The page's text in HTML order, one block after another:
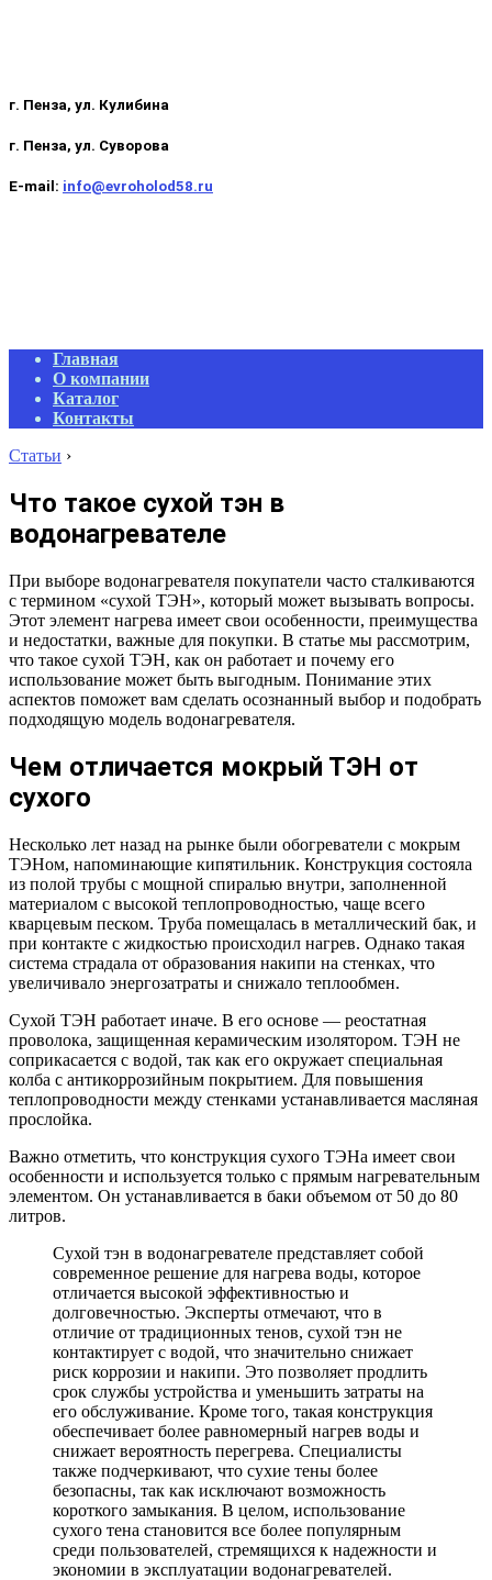
г. Пенза, ул. Кулибина
г. Пенза, ул. Суворова
E-mail: info@evroholod58.ru
Primary
Navigation
Menu
Главная
О компании
Каталог
Контакты
Статьи ›
Что такое сухой тэн в
водонагревателе
При выборе водонагревателя покупатели часто сталкиваются
с термином «сухой ТЭН», который может вызывать вопросы.
Этот элемент нагрева имеет свои особенности, преимущества
и недостатки, важные для покупки. В статье мы рассмотрим,
что такое сухой ТЭН, как он работает и почему его
использование может быть выгодным. Понимание этих
аспектов поможет вам сделать осознанный выбор и подобрать
подходящую модель водонагревателя.
Чем отличается мокрый ТЭН от
сухого
Несколько лет назад на рынке были обогреватели с мокрым
ТЭНом, напоминающие кипятильник. Конструкция состояла
из полой трубы с мощной спиралью внутри, заполненной
материалом с высокой теплопроводностью, чаще всего
кварцевым песком. Труба помещалась в металлический бак, и
при контакте с жидкостью происходил нагрев. Однако такая
система страдала от образования накипи на стенках, что
увеличивало энергозатраты и снижало теплообмен.
Сухой ТЭН работает иначе. В его основе — реостатная
проволока, защищенная керамическим изолятором. ТЭН не
соприкасается с водой, так как его окружает специальная
колба с антикоррозийным покрытием. Для повышения
теплопроводности между стенками устанавливается масляная
прослойка.
Важно отметить, что конструкция сухого ТЭНа имеет свои
особенности и используется только с прямым нагревательным
элементом. Он устанавливается в баки объемом от 50 до 80
литров.
Сухой тэн в водонагревателе представляет собой
современное решение для нагрева воды, которое
отличается высокой эффективностью и
долговечностью. Эксперты отмечают, что в
отличие от традиционных тенов, сухой тэн не
контактирует с водой, что значительно снижает
риск коррозии и накипи. Это позволяет продлить
срок службы устройства и уменьшить затраты на
его обслуживание. Кроме того, такая конструкция
обеспечивает более равномерный нагрев воды и
снижает вероятность перегрева. Специалисты
также подчеркивают, что сухие тены более
безопасны, так как исключают возможность
короткого замыкания. В целом, использование
сухого тена становится все более популярным
среди пользователей, стремящихся к надежности и
экономии в эксплуатации водонагревателей.